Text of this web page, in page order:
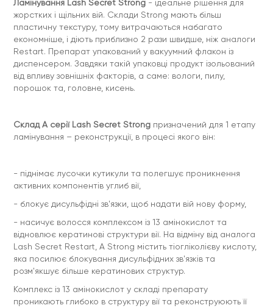
Ламінування Lash Secret Strong - ідеальне рішення для
жорстких і щільних вій. Склади Strong мають більш
пластичну текстуру, тому витрачаються набагато
економніше, і діють приблизно 2 рази швидше, ніж аналоги
Restart. Препарат упакований у вакуумний флакон із
диспенсером. Завдяки такій упаковці продукт ізольований
від впливу зовнішніх факторів, а саме: вологи, пилу,
порошок та, головне, кисень.
Склад A серії Lash Secret Strong призначений для 1 етапу
ламінування – реконструкції, в процесі якого він:
- піднімає лусочки кутикули та полегшує проникнення
активних компонентів углиб вії,
- блокує дисульфідні зв'язки, щоб надати вій нову форму,
- насичує волосся комплексом із 13 амінокислот та
відновлює кератинові структури вії. На відміну від аналога
Lash Secret Restart, A Strong містить тіогліколієву кислоту,
яка посилює блокування дисульфідних зв'язків та
розм'якшує більше кератинових структур.
Комплекс із 13 амінокислот у складі препарату
проникають глибоко в структуру вії та реконструюють її